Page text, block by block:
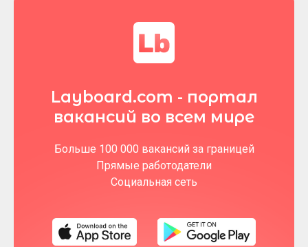
Layboard.com - портал
вакансий во всем мире
Больше 100 000 вакансий за границей
Прямые работодатели
Социальная сеть